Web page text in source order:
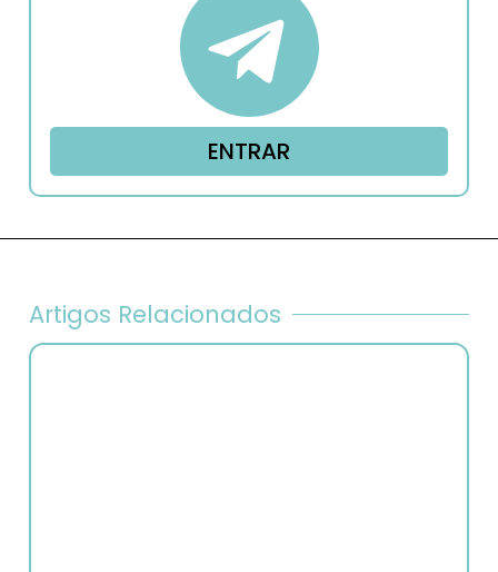
ENTRAR
Artigos Relacionados